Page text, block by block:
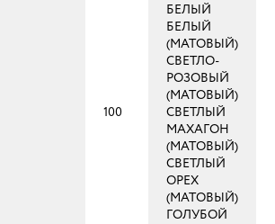
100
БЕЛЫЙ
БЕЛЫЙ
(МАТОВЫЙ)
СВЕТЛО-
РОЗОВЫЙ
(МАТОВЫЙ)
СВЕТЛЫЙ
МАХАГОН
(МАТОВЫЙ)
СВЕТЛЫЙ
ОРЕХ
(МАТОВЫЙ)
ГОЛУБОЙ